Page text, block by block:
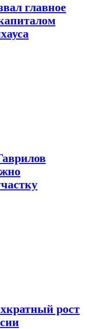
главное
рост